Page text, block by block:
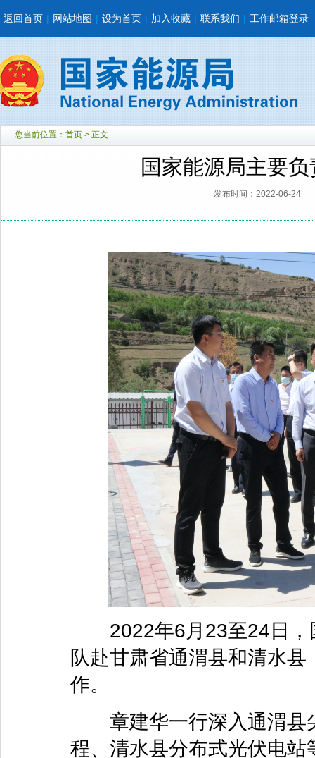
返回首页 | 网站地图 | 设为首页 | 加入收藏 | 联系我们 | 工作邮箱登录
您当前位置： 首页 > 正文
国家能源局主要
发布时间：2022-06-24
2022年6月23至24日，
队赴甘肃省通渭县和清水
作。
章建华一行深入通渭县
程、清水县分布式光伏电